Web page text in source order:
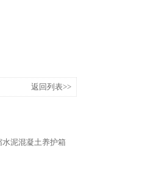
返回列表>>
水泥混凝土养护箱